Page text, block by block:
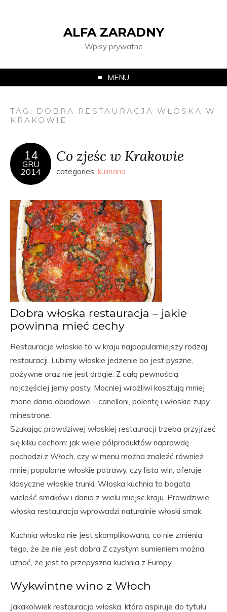
ALFA ZARADNY
Wpisy prywatne
MENU
TAG: DOBRA RESTAURACJA WŁOSKA W
KRAKOWIE
14
GRU
2014
Co zjeśc w Krakowie
categories: kulinaria
Dobra włoska restauracja – jakie
powinna mieć cechy
Restauracje włoskie to w kraju najpopularniejszy rodzaj
restauracji. Lubimy włoskie jedzenie bo jest pyszne,
pożywne oraz nie jest drogie. Z całą pewnością
najczęściej jemy pasty. Mocniej wrażliwi kosztują mniej
znane dania obiadowe – canelloni, polentę i włoskie zupy
minestrone.
Szukając prawdziwej włoskiej restauracji trzeba przyjrzeć
się kilku cechom: jak wiele półproduktów naprawdę
pochodzi z Włoch, czy w menu można znaleźć również
mniej popularne włoskie potrawy, czy lista win, oferuje
klasyczne włoskie trunki. Włoska kuchnia to bogata
wielość smaków i dania z wielu miejsc kraju. Prawdziwie
włoska restauracja wprowadzi naturalnie włoski smak.
Kuchnia włoska nie jest skomplikowana, co nie zmienia
tego, że że nie jest dobra Z czystym sumieniem można
uznać, że jest to przepyszna kuchnia z Europy .
Wykwintne wino z Włoch
Jakakolwiek restauracja włoska, która aspiruje do tytułu